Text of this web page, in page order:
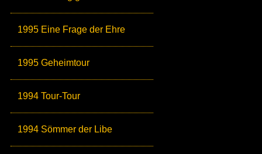
1995 Eine Frage der Ehre
1995 Geheimtour
1994 Tour-Tour
1994 Sömmer der Libe